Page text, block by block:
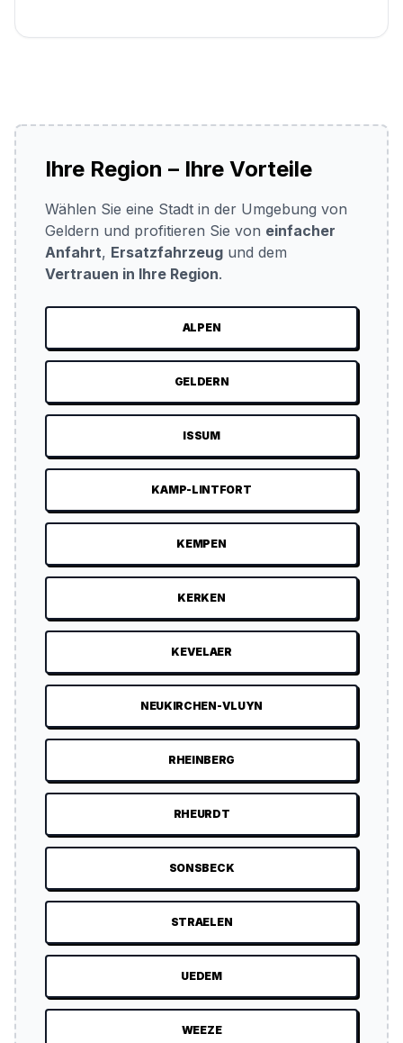
Ihre Region – Ihre Vorteile
Wählen Sie eine Stadt in der Umgebung von
Geldern und profitieren Sie von einfacher
Anfahrt, Ersatzfahrzeug und dem
Vertrauen in Ihre Region.
ALPEN
GELDERN
ISSUM
KAMP-LINTFORT
KEMPEN
KERKEN
KEVELAER
NEUKIRCHEN-VLUYN
RHEINBERG
RHEURDT
SONSBECK
STRAELEN
UEDEM
WEEZE